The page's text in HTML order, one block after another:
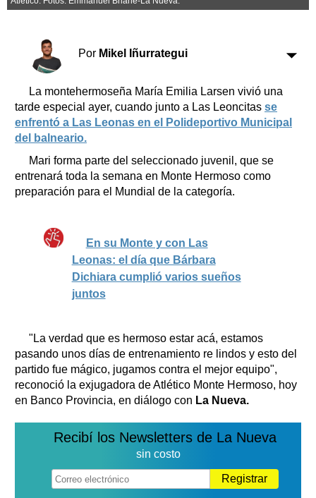
Clasificados
Suplementos
Servicios
Transportes
Loterías
Datos Útiles
Edictos
Teléfonos de urgencia
Por Mikel Iñurrategui
La montehermoseña María Emilia Larsen vivió una
tarde especial ayer, cuando junto a Las Leoncitas se
enfrentó a Las Leonas en el Polideportivo Municipal
del balneario.
Mari forma parte del seleccionado juvenil, que se
entrenará toda la semana en Monte Hermoso como
preparación para el Mundial de la categoría.
En su Monte y con Las
Leonas: el día que Bárbara
Dichiara cumplió varios sueños
juntos
"La verdad que es hermoso estar acá, estamos
pasando unos días de entrenamiento re lindos y esto del
partido fue mágico, jugamos contra el mejor equipo",
reconoció la exjugadora de Atlético Monte Hermoso, hoy
en Banco Provincia, en diálogo con La Nueva.
Recibí los Newsletters de La Nueva
sin costo
Registrar